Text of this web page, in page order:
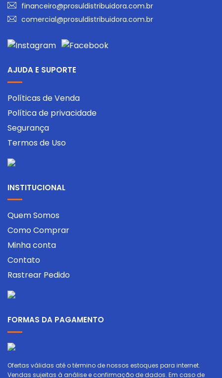
financeiro@prosuldistribuidora.com.br
comercial@prosuldistribuidora.com.br
AJUDA E SUPORTE
Políticas de Venda
Política de privacidade
Segurança
Termos de Uso
INSTITUCIONAL
Quem Somos
Como Comprar
Minha conta
Contato
Rastrear Pedido
FORMAS DA PAGAMENTO
Ofertas válidas até o término de nossos estoques para internet.
Vendas sujeitas à análise e confirmação de dados. Em caso de